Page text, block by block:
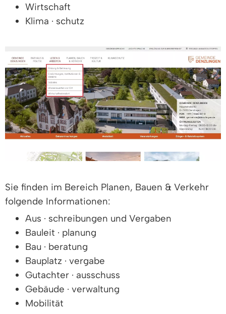
Wirtschaft
Klima · schutz
Sie finden im Bereich Planen, Bauen & Verkehr
folgende Informationen:
Aus · schreibungen und Vergaben
Bauleit · planung
Bau · beratung
Bauplatz · vergabe
Gutachter · ausschuss
Gebäude · verwaltung
Mobilität